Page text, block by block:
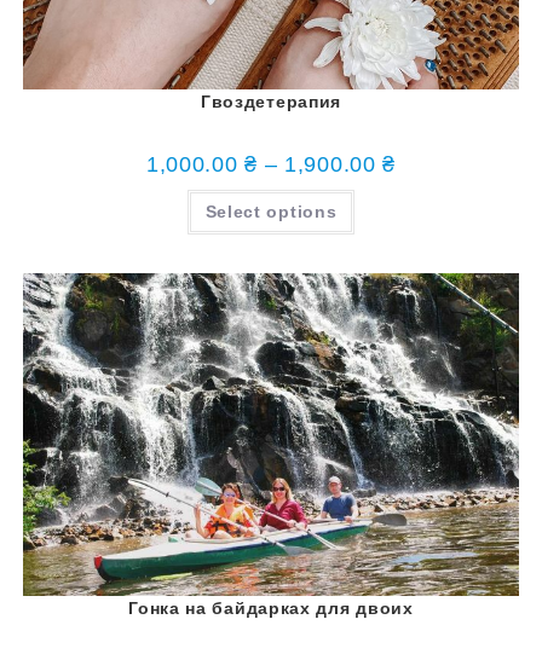
Гвоздетерапия
1,000.00₴ – 1,900.00₴
Select options
Гонка на байдарках для двоих